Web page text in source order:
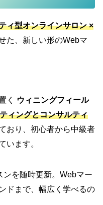
ィ型オンラインサロン ×
た、新しい形のWebマ
く
ウィニングフィール
ィングとコンサルティ
おり、初心者から中級者
います。
ンを随時更新。Webマー
ドまで、幅広く学べるの